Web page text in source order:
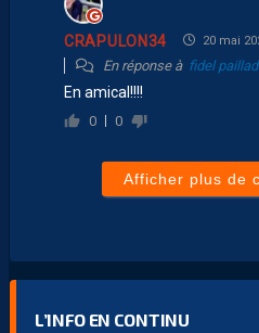
CRAPULON34 20 mai
En réponse à fidel
En amical!!!!
0 0
Afficher plus de
L’INFO EN CONTINU